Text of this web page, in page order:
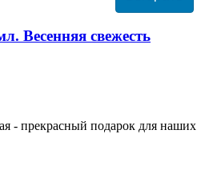
Весенняя свежесть
- прекрасный подарок для наших